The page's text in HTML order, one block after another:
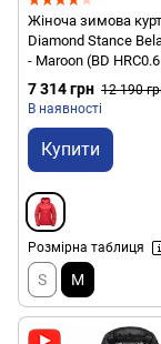
Жіноча зимова
Diamond Stance
- Maroon (BD
7 314 грн 12 190
В наявності
Купити
Розмірна таблиця
S M